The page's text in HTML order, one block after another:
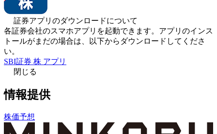
証券アプリのダウンロードについて
各証券会社のスマホアプリを起動できます。アプリのインス
トールがまだの場合は、以下からダウンロードしてくださ
い。
SBI証券 株 アプリ
閉じる
情報提供
株価予想